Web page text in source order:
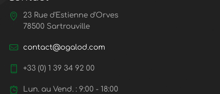
23 Rue d'Estienne d'Orves
78500 Sartrouville
contact@ogalod.com
+33 (0) 1 39 34 92 00
Lun. au Vend. : 9:00 - 18:00